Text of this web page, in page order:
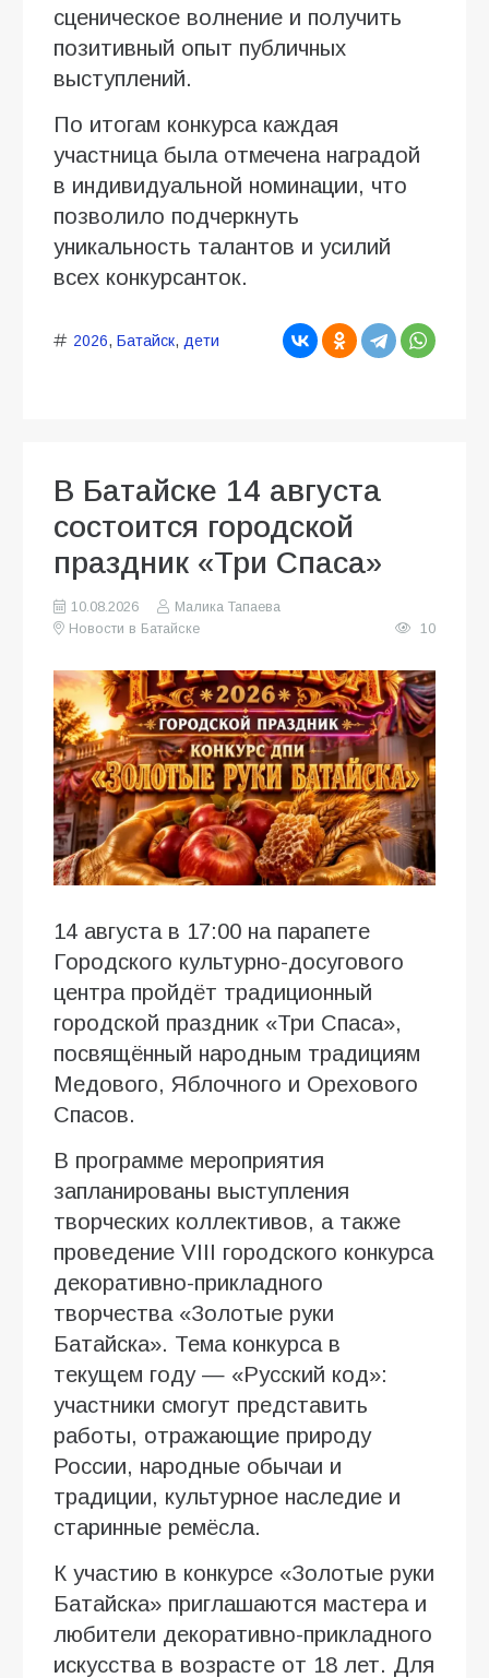
сценическое волнение и получить
позитивный опыт публичных
выступлений.
По итогам конкурса каждая
участница была отмечена наградой
в индивидуальной номинации, что
позволило подчеркнуть
уникальность талантов и усилий
всех конкурсанток.
2026, Батайск, дети
В Батайске 14 августа
состоится городской
праздник «Три Спаса»
10.08.2026
Малика Тапаева
Новости в Батайске
10
14 августа в 17:00 на парапете
Городского культурно-досугового
центра пройдёт традиционный
городской праздник «Три Спаса»,
посвящённый народным традициям
Медового, Яблочного и Орехового
Спасов.
В программе мероприятия
запланированы выступления
творческих коллективов, а также
проведение VIII городского конкурса
декоративно-прикладного
творчества «Золотые руки
Батайска». Тема конкурса в
текущем году — «Русский код»:
участники смогут представить
работы, отражающие природу
России, народные обычаи и
традиции, культурное наследие и
старинные ремёсла.
К участию в конкурсе «Золотые руки
Батайска» приглашаются мастера и
любители декоративно-прикладного
искусства в возрасте от 18 лет. Для